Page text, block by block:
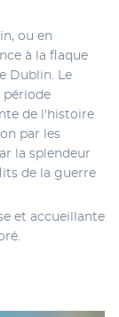
ou en
à la flaque
Dublin. Le
période
de l'histoire
par les
la splendeur
de la guerre
et accueillante